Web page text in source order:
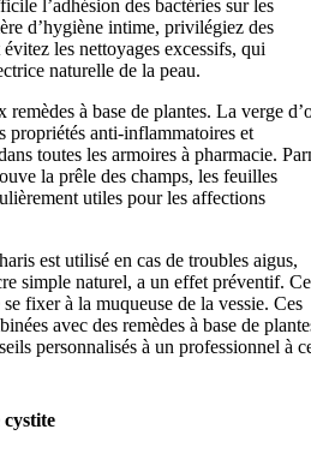
l’adhésion des bactéries sur les
d’hygiène intime, privilégiez des
les nettoyages excessifs, qui
naturelle de la peau.
à base de plantes. La verge
propriétés anti-inflammatoires et
toutes les armoires à pharmacie.
la prêle des champs, les feuilles
utiles pour les affections
est utilisé en cas de troubles aigus,
simple naturel, a un effet préventif. Ce
fixer à la muqueuse de la vessie. Ces
avec des remèdes à base de
personnalisés à un professionnel à
cystite